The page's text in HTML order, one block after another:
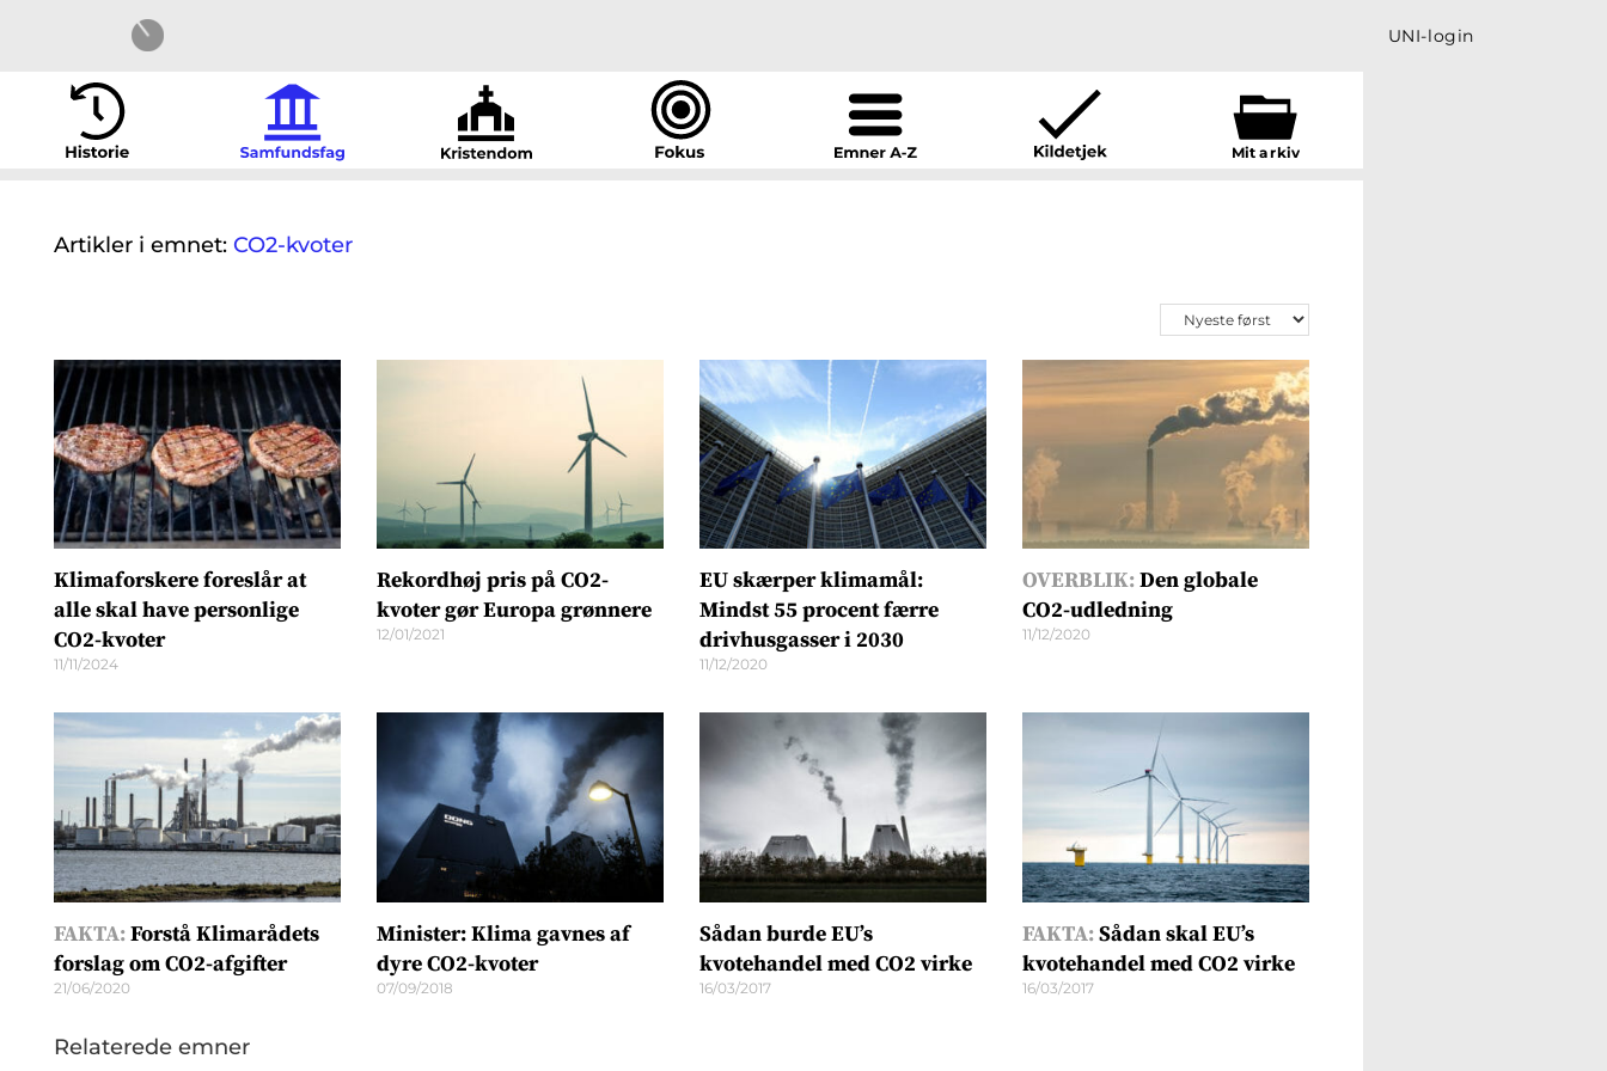
UNI-login
Mit arkiv
Artikler i emnet: CO2-kvoter
Klimaforskere foreslår at
alle skal have personlige
CO2-kvoter
11/11/2024
Rekordhøj pris på CO2-
kvoter gør Europa grønnere
12/01/2021
EU skærper klimamål:
Mindst 55 procent færre
drivhusgasser i 2030
11/12/2020
OVERBLIK:Den globale
CO2-udledning
11/12/2020
FAKTA:Forstå Klimarådets
forslag om CO2-afgifter
21/06/2020
Minister: Klima gavnes af
dyre CO2-kvoter
07/09/2018
Sådan burde EU’s
kvotehandel med CO2 virke
16/03/2017
FAKTA:Sådan skal EU’s
kvotehandel med CO2 virke
16/03/2017
Relaterede emner